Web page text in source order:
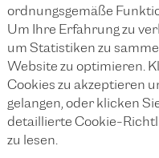
ordnungsgemäße
Um Ihre Erfahrung zu
um Statistiken zu
Website zu optimieren.
Cookies zu akzeptieren
gelangen, oder klicken
detaillierte Cookie-
zu lesen.